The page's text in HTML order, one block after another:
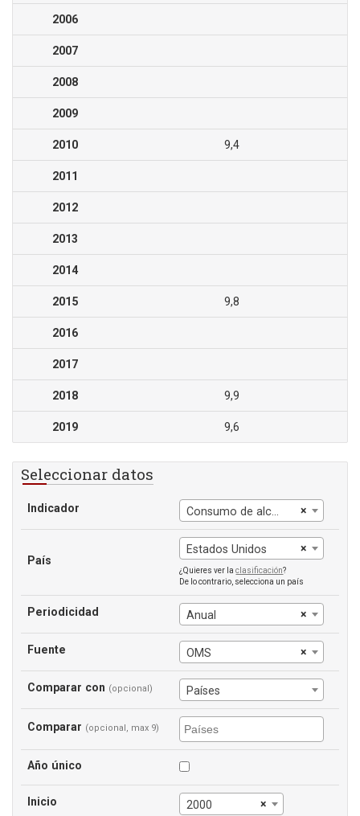
2006
2007
2008
2009
2010 9,4
2011
2012
2013
2014
2015 9,8
2016
2017
2018 9,9
2019 9,6
Seleccionar datos
Indicador ×
Consumo de alcohol
País
×
Estados Unidos
¿Quieres ver laclasificación?
De lo contrario, selecciona un país
Periodicidad ×
Anual
Fuente ×
OMS
Comparar con (opcional) Países
Comparar (opcional, max 9)
Año único
Inicio ×
2000